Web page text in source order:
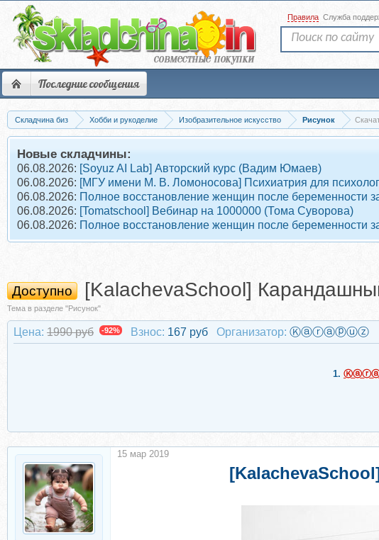
Последние сообщения
Правила Служба
Складчина биз Хобби и рукоделие Изобразительное искусство Рисунок
Новые складчины:
06.08.2026: [Soyuz AI Lab] Авторский курс (Вадим Юмаев)
06.08.2026: [МГУ имени М. В. Ломоносова] Психиатрия для
06.08.2026: Полное восстановление женщин после беременности
06.08.2026: [Tomatschool] Вебинар на 1000000 (Тома Суворова)
06.08.2026: Полное восстановление женщин после беременности
Доступно [KalachevaSchool]
Тема в разделе "Рисунок"
Цена: 1990 руб -92% Взнос: 167 руб Организатор: Ⓚⓐⓡⓐⓟⓤⓩ
1.
15 мар 2019